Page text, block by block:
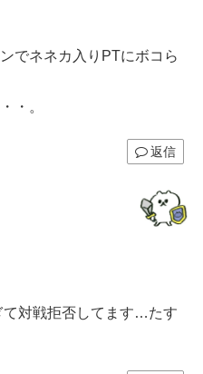
でネネカ入りPTにボコら
・。
返信
て対戦拒否してます…たす